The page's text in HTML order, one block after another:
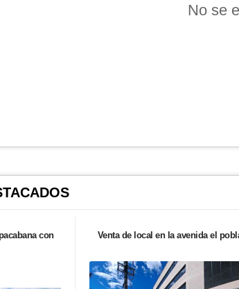
No se
con
Venta de local en la avenida el